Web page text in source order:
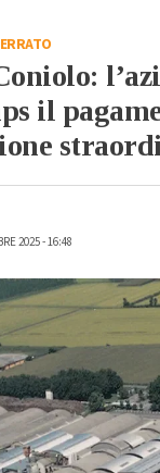
il
2025 - 16:48